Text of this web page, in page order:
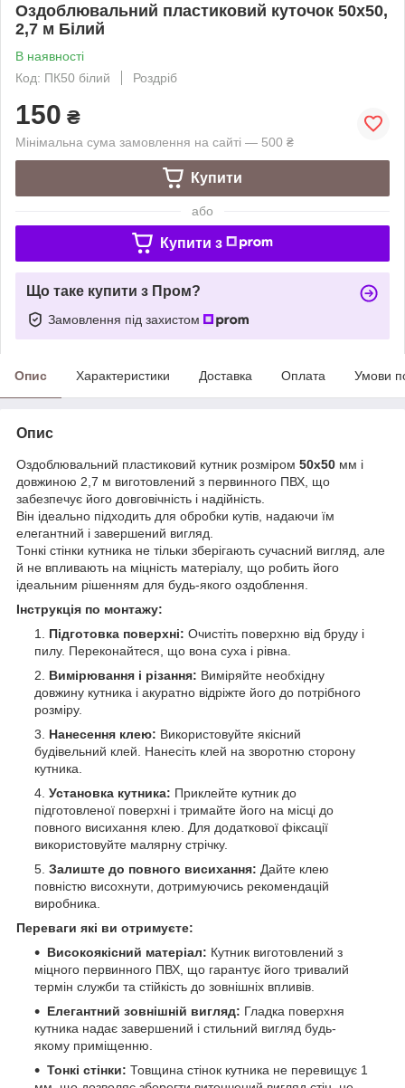
Оздоблювальний пластиковий куточок 50х50,
2,7 м Білий
В наявності
Код: ПК50 білий
Роздріб
150 ₴
Мінімальна сума замовлення на сайті — 500 ₴
Купити
або
Купити з
Що таке купити з Пром?
Замовлення під захистом
Опис Характеристики Доставка Оплата Умови
Опис
Оздоблювальний пластиковий кутник розміром 50х50 мм і
довжиною 2,7 м виготовлений з первинного ПВХ, що
забезпечує його довговічність і надійність.
Він ідеально підходить для обробки кутів, надаючи їм
елегантний і завершений вигляд.
Тонкі стінки кутника не тільки зберігають сучасний вигляд, але
й не впливають на міцність матеріалу, що робить його
ідеальним рішенням для будь-якого оздоблення.
Інструкція по монтажу:
Підготовка поверхні: Очистіть поверхню від бруду і
пилу. Переконайтеся, що вона суха і рівна.
Вимірювання і різання: Виміряйте необхідну
довжину кутника і акуратно відріжте його до потрібного
розміру.
Нанесення клею: Використовуйте якісний
будівельний клей. Нанесіть клей на зворотню сторону
кутника.
Установка кутника: Приклейте кутник до
підготовленої поверхні і тримайте його на місці до
повного висихання клею. Для додаткової фіксації
використовуйте малярну стрічку.
Залиште до повного висихання: Дайте клею
повністю висохнути, дотримуючись рекомендацій
виробника.
Переваги які ви отримуєте:
Високоякісний матеріал: Кутник виготовлений з
міцного первинного ПВХ, що гарантує його тривалий
термін служби та стійкість до зовнішніх впливів.
Елегантний зовнішній вигляд: Гладка поверхня
кутника надає завершений і стильний вигляд будь-
якому приміщенню.
Тонкі стінки: Товщина стінок кутника не перевищує 1